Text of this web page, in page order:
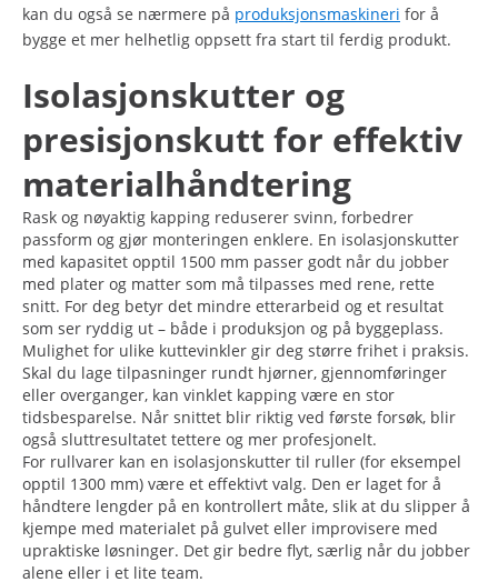
kan du også se nærmere på produksjonsmaskineri for å
bygge et mer helhetlig oppsett fra start til ferdig produkt.
Isolasjonskutter og
presisjonskutt for effektiv
materialhåndtering
Rask og nøyaktig kapping reduserer svinn, forbedrer
passform og gjør monteringen enklere. En isolasjonskutter
med kapasitet opptil 1500 mm passer godt når du jobber
med plater og matter som må tilpasses med rene, rette
snitt. For deg betyr det mindre etterarbeid og et resultat
som ser ryddig ut – både i produksjon og på byggeplass.
Mulighet for ulike kuttevinkler gir deg større frihet i praksis.
Skal du lage tilpasninger rundt hjørner, gjennomføringer
eller overganger, kan vinklet kapping være en stor
tidsbesparelse. Når snittet blir riktig ved første forsøk, blir
også sluttresultatet tettere og mer profesjonelt.
For rullvarer kan en isolasjonskutter til ruller (for eksempel
opptil 1300 mm) være et effektivt valg. Den er laget for å
håndtere lengder på en kontrollert måte, slik at du slipper å
kjempe med materialet på gulvet eller improvisere med
upraktiske løsninger. Det gir bedre flyt, særlig når du jobber
alene eller i et lite team.